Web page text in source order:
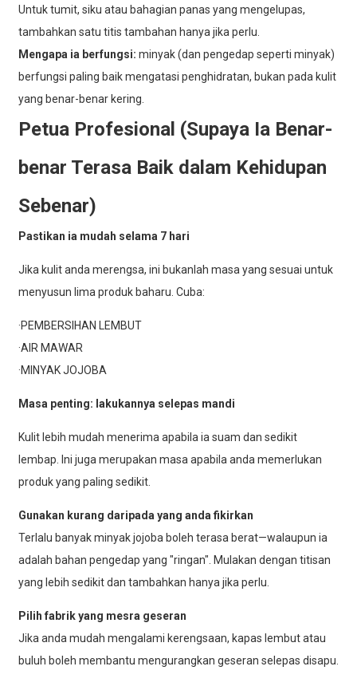
Untuk tumit, siku atau bahagian panas yang mengelupas,
tambahkan satu titis tambahan hanya jika perlu.
Mengapa ia berfungsi: minyak (dan pengedap seperti minyak)
berfungsi paling baik mengatasi penghidratan, bukan pada kulit
yang benar-benar kering.
Petua Profesional (Supaya Ia Benar-
benar Terasa Baik dalam Kehidupan
Sebenar)
Pastikan ia mudah selama 7 hari
Jika kulit anda merengsa, ini bukanlah masa yang sesuai untuk
menyusun lima produk baharu. Cuba:
·PEMBERSIHAN LEMBUT
·AIR MAWAR
·MINYAK JOJOBA
Masa penting: lakukannya selepas mandi
Kulit lebih mudah menerima apabila ia suam dan sedikit
lembap. Ini juga merupakan masa apabila anda memerlukan
produk yang paling sedikit.
Gunakan kurang daripada yang anda fikirkan
Terlalu banyak minyak jojoba boleh terasa berat—walaupun ia
adalah bahan pengedap yang "ringan". Mulakan dengan titisan
yang lebih sedikit dan tambahkan hanya jika perlu.
Pilih fabrik yang mesra geseran
Jika anda mudah mengalami kerengsaan, kapas lembut atau
buluh boleh membantu mengurangkan geseran selepas disapu.